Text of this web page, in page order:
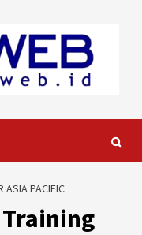
ASIA PACIFIC